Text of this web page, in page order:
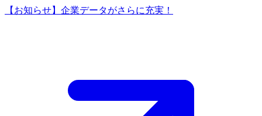
【お知らせ】企業データがさらに充実！